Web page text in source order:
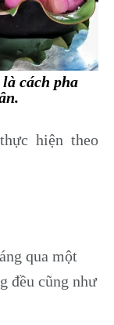
cách pha
hiện theo
qua một
đều cũng như